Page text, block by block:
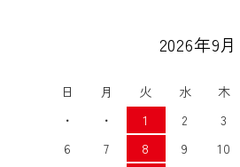
2026年9月
日 月 火 水 木
・
・ 1 2 3
6
7 8 9 10